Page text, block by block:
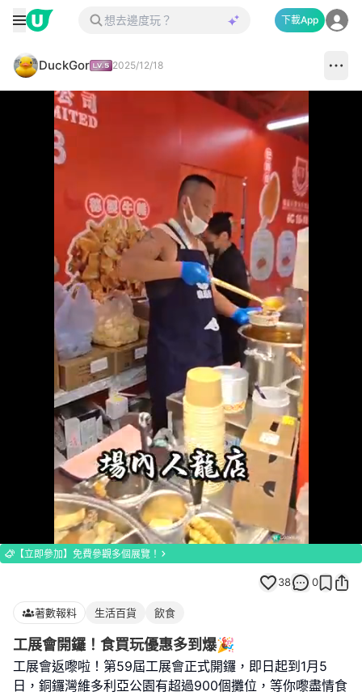
下載App
DuckGor 2025/12/18
Loaded:
100.00%
【立即參加】免費參觀多個展覽！
38 0
著數報料 生活百貨 飲食
工展會開鑼！食買玩優惠多到爆🎉
工展會返嚟啦！第59屆工展會正式開鑼，即日起到1月5
日，銅鑼灣維多利亞公園有超過900個攤位，等你嚟盡情食